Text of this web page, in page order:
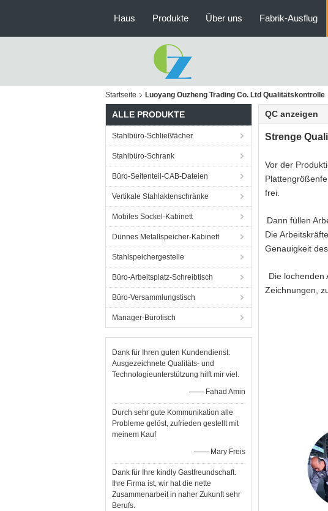
Haus Produkte Über uns Fabrik-Ausflug
Startseite Luoyang Ouzheng Trading Co. Ltd Qualitätskontrolle
ALLE PRODUKTE
Stahlbüro-Schließfächer
Stahlbüro-Schrank
Büro-Seitenteil-CAB-Dateien
Vertikale Stahlaktenschränke
Mobiles Sockel-Kabinett
Dünnes Metallspeicher-Kabinett
Stahlspeichergestelle
Büro-Arbeitsplatz-Schreibtisch
Büro-Versammlungstisch
Manager-Bürotisch
Dank für Ihren guten Kundendienst.
Ausgezeichnete Qualitäts- und
Technologieunterstützung hilft mir viel.
—— Fahad Amin
Durch sehr gute Kommunikation alle
Probleme gelöst, zufrieden gestellt mit
meinem Kauf
—— Mary Freis
Dank für Ihre kindly Gastfreundschaft.
Ihre Firma ist, wir hat die nette
Zusammenarbeit in naher Zukunft sehr
Berufs.
QC anzeigen
Strenge
Vor der
frei.
Dann füllen
Die
Genauigkeit
Die lochenden
Zeichnungen,